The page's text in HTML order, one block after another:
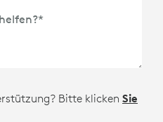
*
Bitte klicken Sie